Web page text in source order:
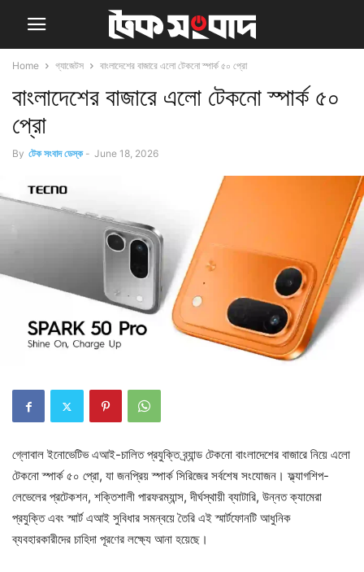
Home গ্যাজেটস বাংলাদেশের বাজারে এলো টেকনো স্পার্ক ৫০ প্রো
বাংলাদেশের বাজারে এলো টেকনো স্পার্ক ৫০
প্রো
By টেক সংবাদ ডেস্ক - June 18, 2026
গ্লোবাল ইনোভেটিভ এআই-চালিত প্রযুক্তি ব্র্যান্ড টেকনো বাংলাদেশের বাজারে নিয়ে এলো
টেকনো স্পার্ক ৫০ প্রো, যা জনপ্রিয় স্পার্ক সিরিজের সর্বশেষ সংযোজন। ফ্ল্যাগশিপ-
লেভেলের প্রটেকশন, শক্তিশালী পারফরম্যান্স, দীর্ঘস্থায়ী ব্যাটারি, উন্নত ক্যামেরা
প্রযুক্তি এবং স্মার্ট এআই সুবিধার সমন্বয়ে তৈরি এই স্মার্টফোনটি আধুনিক
ব্যবহারকারীদের চাহিদা পূরণের লক্ষ্যে আনা হয়েছে।